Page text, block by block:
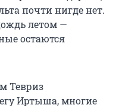
почти нигде нет.
летом —
остаются
Тевриз
Иртыша, многие